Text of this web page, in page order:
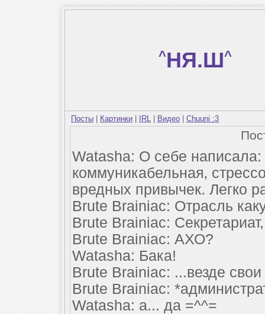
^НЯ.Ш^
Посты Картинки IRL Видео Chuuni :3
Watasha: О себе написала:
коммуникабельная‚
вредных привычек. Легко
Brute Brainiac: Отрасль
Brute Brainiac:
Brute Brainiac: АХО?
Watasha: Бака!
Brute Brainiac: ...везде
Brute Brainiac:
Watasha: а... да =^^=